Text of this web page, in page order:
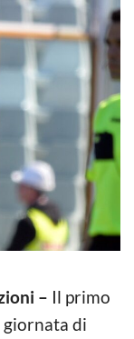
– Il primo
di